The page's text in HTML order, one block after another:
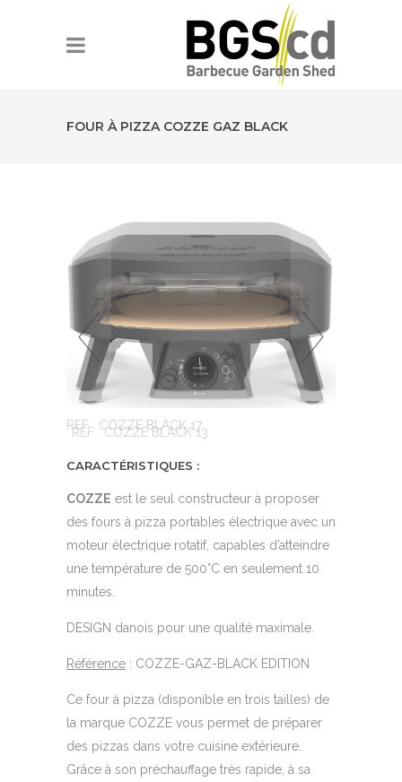
FOUR À PIZZA COZZE GAZ BLACK
REF : COZZE BLACK 13
REF : COZZE BLACK 17
CARACTÉRISTIQUES :
COZZE est le seul constructeur à proposer
des fours à pizza portables électrique avec un
moteur électrique rotatif, capables d’atteindre
une température de 500°C en seulement 10
minutes.
DESIGN danois pour une qualité maximale.
Référence : COZZE-GAZ-BLACK EDITION
Ce four à pizza (disponible en trois tailles) de
la marque COZZE vous permet de préparer
des pizzas dans votre cuisine extérieure.
Grâce à son préchauffage très rapide, à sa